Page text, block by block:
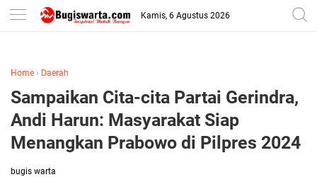
-->
Kamis, 6 Agustus 2026
Home › Daerah
Sampaikan Cita-cita Partai Gerindra,
Andi Harun: Masyarakat Siap
Menangkan Prabowo di Pilpres 2024
bugis warta